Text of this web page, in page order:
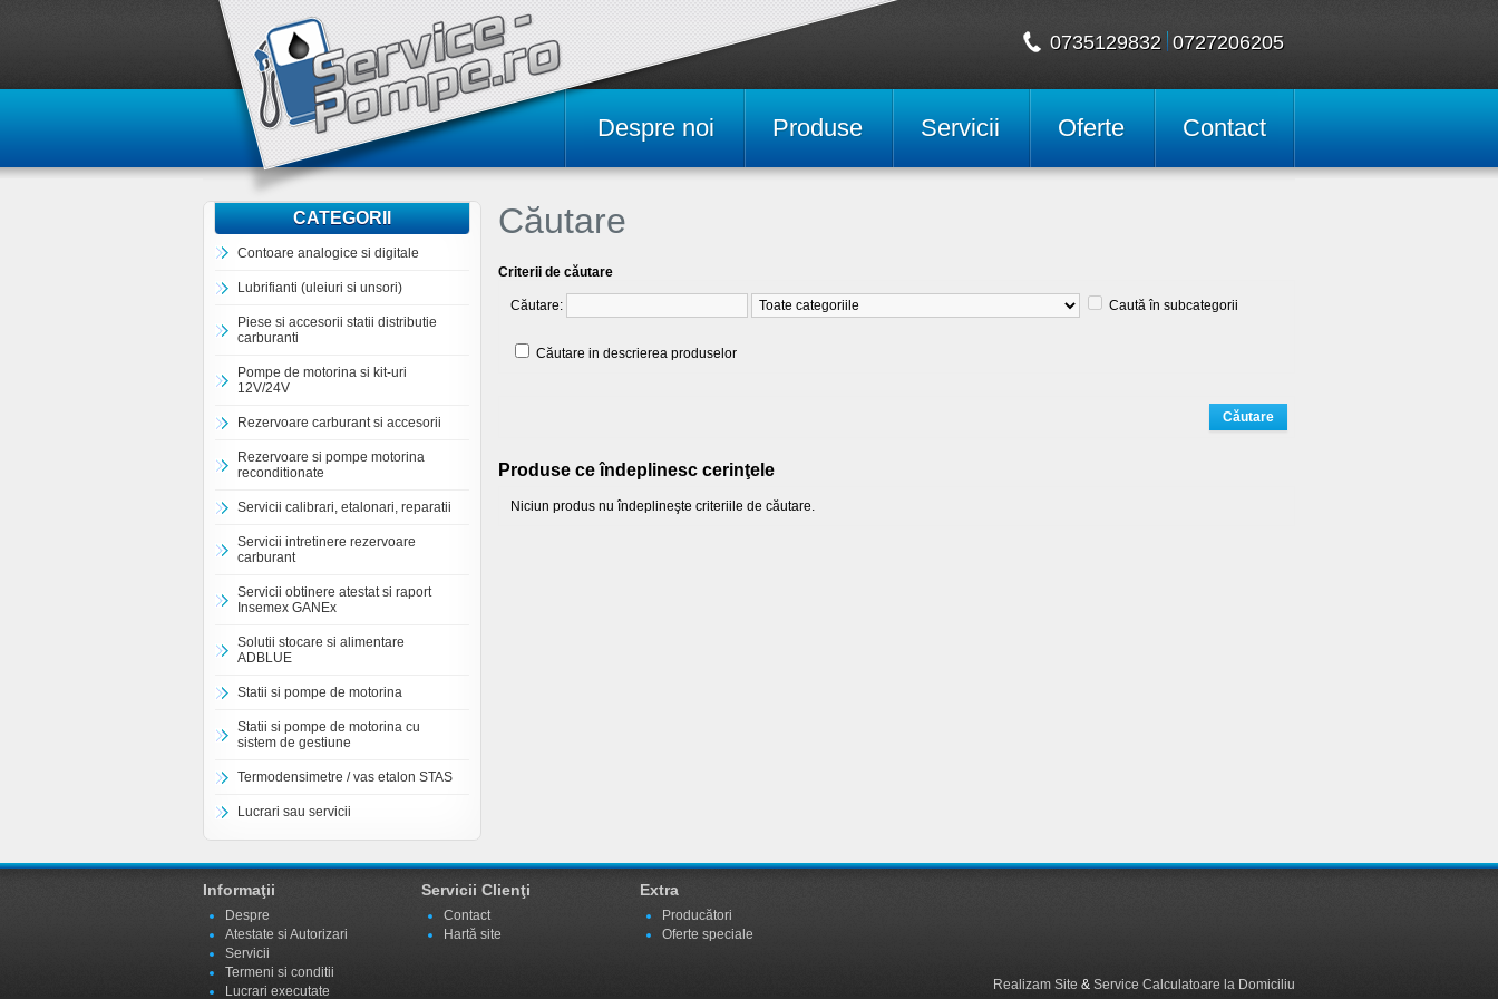
0735129832 0727206205
Despre noi Produse Servicii Oferte Contact
CATEGORII
Contoare analogice si digitale
Lubrifianti (uleiuri si unsori)
Piese si accesorii statii distributie
carburanti
Pompe de motorina si kit-uri
12V/24V
Rezervoare carburant si accesorii
Rezervoare si pompe motorina
reconditionate
Servicii calibrari, etalonari, reparatii
Servicii intretinere rezervoare
carburant
Servicii obtinere atestat si raport
Insemex GANEx
Solutii stocare si alimentare
ADBLUE
Statii si pompe de motorina
Statii si pompe de motorina cu
sistem de gestiune
Termodensimetre / vas etalon STAS
Lucrari sau servicii
Căutare
Criterii de căutare
Căutare: Caută în subcategorii
Căutare in descrierea produselor
Produse ce îndeplinesc cerinţele
Niciun produs nu îndeplineşte criteriile de căutare.
Informaţii
Despre
Atestate si Autorizari
Servicii
Termeni si conditii
Lucrari executate
Servicii Clienţi
Contact
Hartă site
Extra
Producători
Oferte speciale
Realizam Site & Service Calculatoare la Domiciliu